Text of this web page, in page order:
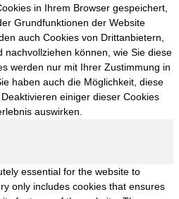
in Ihrem Browser gespeichert,
Grundfunktionen der Website
auch Cookies von Drittanbietern,
nachvollziehen können, wie Sie diese
werden nur mit Ihrer Zustimmung in
haben auch die Möglichkeit, diese
einiger dieser Cookies
auswirken.
essential for the website to
only includes cookies that ensures